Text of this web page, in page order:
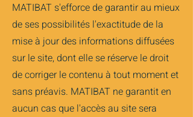
MATIBAT s'efforce de garantir au mieux
de ses possibilités l'exactitude de la
mise à jour des informations diffusées
sur le site, dont elle se réserve le droit
de corriger le contenu à tout moment et
sans préavis. MATIBAT ne garantit en
aucun cas que l'accès au site sera